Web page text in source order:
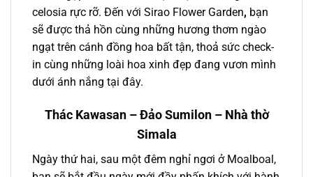
celosia rực rỡ. Đến với Sirao Flower Garden, bạn
sẽ được thả hồn cùng những hương thơm ngào
ngạt trên cánh đồng hoa bất tận, thoả sức check-
in cùng những loài hoa xinh đẹp đang vươn mình
dưới ánh nắng tại đây.
Thác Kawasan – Đảo Sumilon – Nhà thờ
Simala
Ngày thứ hai, sau một đêm nghỉ ngơi ở Moalboal,